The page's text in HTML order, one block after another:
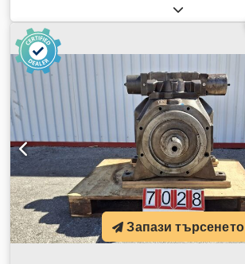
Запази търсенето